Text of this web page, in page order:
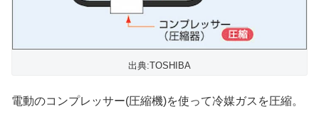
出典:TOSHIBA
電動のコンプレッサー(圧縮機)を使って冷媒ガスを圧縮。